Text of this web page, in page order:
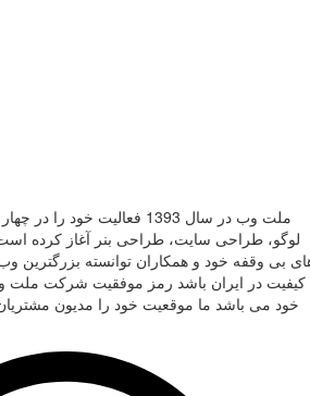
ملت وب در سال 1393 فعالیت
لوگو، طراحی سایت، طراحی بنر آغاز کرده
بی وقفه خود و همکاران توانسته بزرگترین
کیفیت در ایران باشد رمز موفقیت شرکت ملت
خود می باشد ما موقعیت خود را مدیون